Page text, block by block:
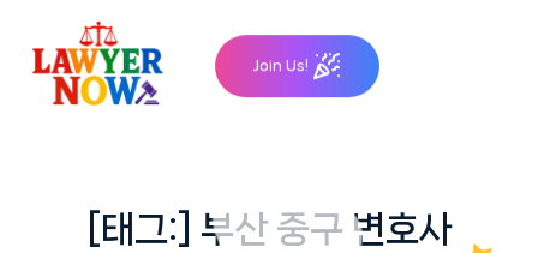
content
Join Us!
[태그:] 부산 중구 변호사